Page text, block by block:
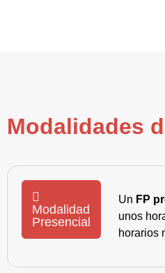
Modalidades
Modalidad
Presencial
Un FP
unos
horarios